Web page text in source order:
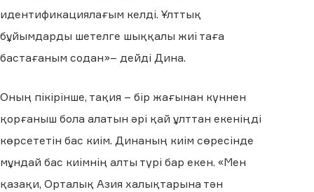
идентификациялағым келді. Ұлттық
бұйымдарды шетелге шыққалы жиі таға
бастағаным содан»– дейді Дина.
Оның пікірінше, тақия – бір жағынан күннен
қорғаныш бола алатын әрі қай ұлттан екеніңді
көрсететін бас киім. Динаның киім сөресінде
мұндай бас киімнің алты түрі бар екен. «Мен
қазақи, Орталық Азия халықтарына тән